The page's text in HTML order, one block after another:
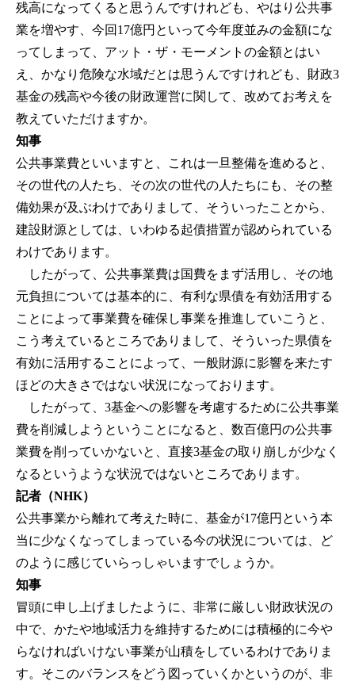
残高になってくると思うんですけれども、やはり公共事
業を増やす、今回17億円といって今年度並みの金額にな
ってしまって、アット・ザ・モーメントの金額とはい
え、かなり危険な水域だとは思うんですけれども、財政3
基金の残高や今後の財政運営に関して、改めてお考えを
教えていただけますか。
知事
公共事業費といいますと、これは一旦整備を進めると、
その世代の人たち、その次の世代の人たちにも、その整
備効果が及ぶわけでありまして、そういったことから、
建設財源としては、いわゆる起債措置が認められている
わけであります。
したがって、公共事業費は国費をまず活用し、その地
元負担については基本的に、有利な県債を有効活用する
ことによって事業費を確保し事業を推進していこうと、
こう考えているところでありまして、そういった県債を
有効に活用することによって、一般財源に影響を来たす
ほどの大きさではない状況になっております。
したがって、3基金への影響を考慮するために公共事業
費を削減しようということになると、数百億円の公共事
業費を削っていかないと、直接3基金の取り崩しが少なく
なるというような状況ではないところであります。
記者（NHK）
公共事業から離れて考えた時に、基金が17億円という本
当に少なくなってしまっている今の状況については、ど
のように感じていらっしゃいますでしょうか。
知事
冒頭に申し上げましたように、非常に厳しい財政状況の
中で、かたや地域活力を維持するためには積極的に今や
らなければいけない事業が山積をしているわけでありま
す。そこのバランスをどう図っていくかというのが、非